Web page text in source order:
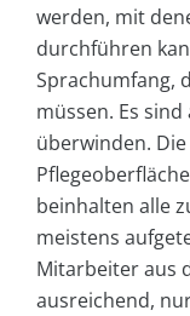
werden, mit
durchführen
Sprachumfang,
müssen. Es
überwinden.
beinhalten alle
meistens
Mitarbeiter aus
ausreichend,